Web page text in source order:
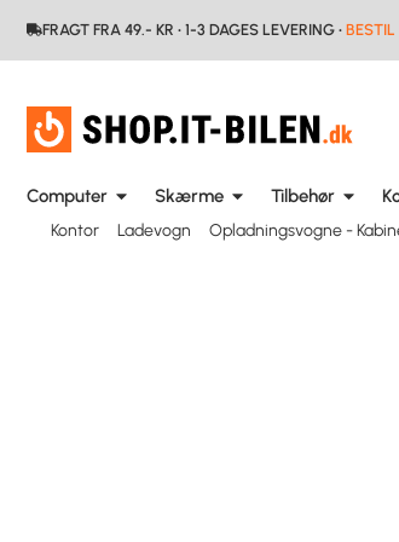
FRAGT FRA 49.- KR • 1-3 DAGES LEVERING • BESTIL
Computer Skærme Tilbehør
Kontor Ladevogn Opladningsvogne -